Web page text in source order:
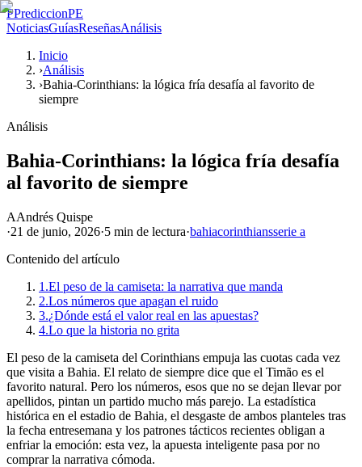
PPrediccionPE
NoticiasGuíasReseñasAnálisis
Inicio
›Análisis
›Bahia-Corinthians: la lógica fría desafía al favorito de
siempre
Análisis
Bahia-Corinthians: la lógica fría desafía
al favorito de siempre
AAndrés Quispe
·21 de junio, 2026·5 min de lectura·bahiacorinthiansserie a
Contenido del artículo
1.El peso de la camiseta: la narrativa que manda
2.Los números que apagan el ruido
3.¿Dónde está el valor real en las apuestas?
4.Lo que la historia no grita
El peso de la camiseta del Corinthians empuja las cuotas cada vez
que visita a Bahia. El relato de siempre dice que el Timão es el
favorito natural. Pero los números, esos que no se dejan llevar por
apellidos, pintan un partido mucho más parejo. La estadística
histórica en el estadio de Bahia, el desgaste de ambos planteles tras
la fecha entresemana y los patrones tácticos recientes obligan a
enfriar la emoción: esta vez, la apuesta inteligente pasa por no
comprar la narrativa cómoda.